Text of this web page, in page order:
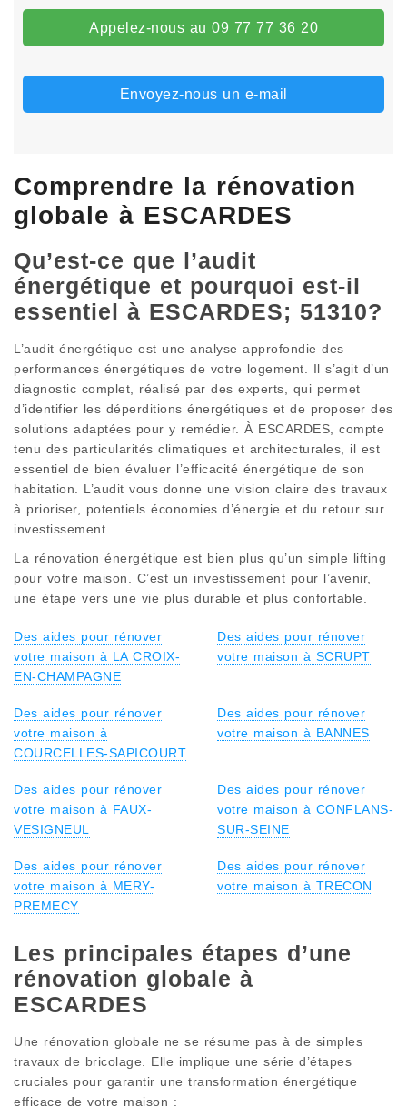
Appelez-nous au 09 77 77 36 20
Envoyez-nous un e-mail
Comprendre la rénovation
globale à ESCARDES
Qu’est-ce que l’audit
énergétique et pourquoi est-il
essentiel à ESCARDES; 51310?
L’audit énergétique est une analyse approfondie des
performances énergétiques de votre logement. Il s’agit d’un
diagnostic complet, réalisé par des experts, qui permet
d’identifier les déperditions énergétiques et de proposer des
solutions adaptées pour y remédier. À ESCARDES, compte
tenu des particularités climatiques et architecturales, il est
essentiel de bien évaluer l’efficacité énergétique de son
habitation. L’audit vous donne une vision claire des travaux
à prioriser, potentiels économies d’énergie et du retour sur
investissement.
La rénovation énergétique est bien plus qu’un simple lifting
pour votre maison. C’est un investissement pour l’avenir,
une étape vers une vie plus durable et plus confortable.
Des aides pour rénover
votre maison à LA CROIX-
EN-CHAMPAGNE
Des aides pour rénover
votre maison à SCRUPT
Des aides pour rénover
votre maison à
COURCELLES-SAPICOURT
Des aides pour rénover
votre maison à BANNES
Des aides pour rénover
votre maison à FAUX-
VESIGNEUL
Des aides pour rénover
votre maison à CONFLANS-
SUR-SEINE
Des aides pour rénover
votre maison à MERY-
PREMECY
Des aides pour rénover
votre maison à TRECON
Les principales étapes d’une
rénovation globale à
ESCARDES
Une rénovation globale ne se résume pas à de simples
travaux de bricolage. Elle implique une série d’étapes
cruciales pour garantir une transformation énergétique
efficace de votre maison :